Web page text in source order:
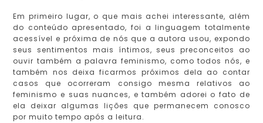
Em primeiro lugar, o que mais achei interessante, além
do conteúdo apresentado, foi a linguagem totalmente
acessível e próxima de nós que a autora usou, expondo
seus sentimentos mais íntimos, seus preconceitos ao
ouvir também a palavra feminismo, como todos nós, e
também nos deixa ficarmos próximos dela ao contar
casos que ocorreram consigo mesma relativos ao
feminismo e suas nuances, e também adorei o fato de
ela deixar algumas lições que permanecem conosco
por muito tempo após a leitura.